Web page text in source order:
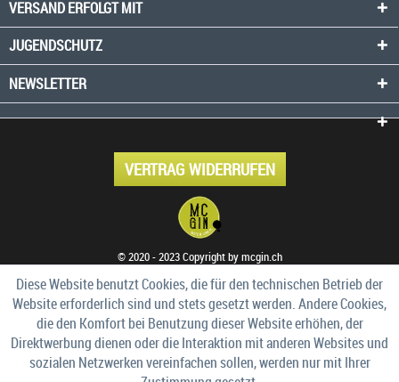
VERSAND ERFOLGT MIT
JUGENDSCHUTZ
NEWSLETTER
VERTRAG WIDERRUFEN
© 2020 - 2023 Copyright by mcgin.ch
Diese Website benutzt Cookies, die für den technischen Betrieb der
Website erforderlich sind und stets gesetzt werden. Andere Cookies,
die den Komfort bei Benutzung dieser Website erhöhen, der
Direktwerbung dienen oder die Interaktion mit anderen Websites und
sozialen Netzwerken vereinfachen sollen, werden nur mit Ihrer